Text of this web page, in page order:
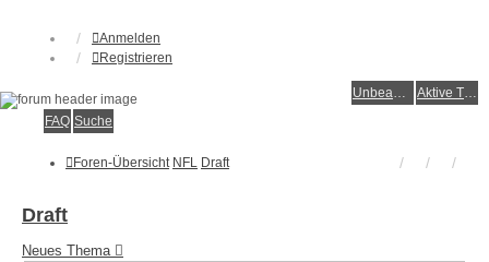
Anmelden
Registrieren
Unbeantwortete Themen
Aktive Themen
FAQ Suche
Foren-Übersicht NFL Draft
Draft
Neues Thema